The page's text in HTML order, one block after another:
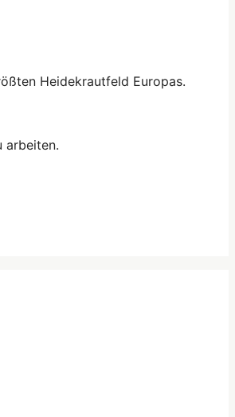
Heidekrautfeld Europas.
arbeiten.